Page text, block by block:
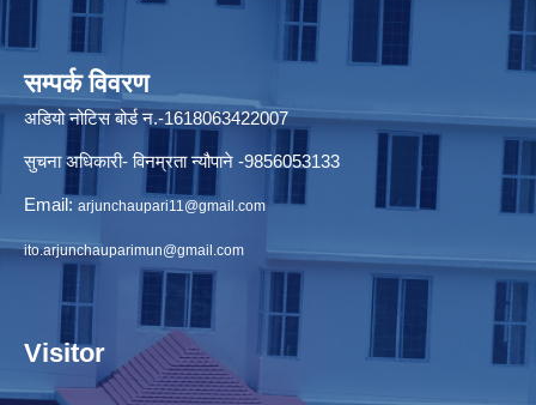
सम्पर्क विवरण
अडियो नोटिस बोर्ड न.-1618063422007
सुचना अधिकारी- विनम्रता न्यौपाने -9856053133
Email: arjunchaupari11@gmail.com
ito.arjunchauparimun@gmail.com
Visitor